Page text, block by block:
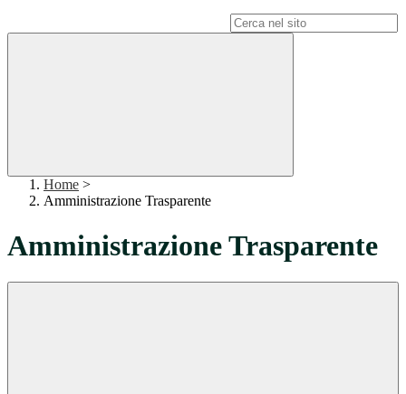
Home >
Amministrazione Trasparente
Amministrazione Trasparente